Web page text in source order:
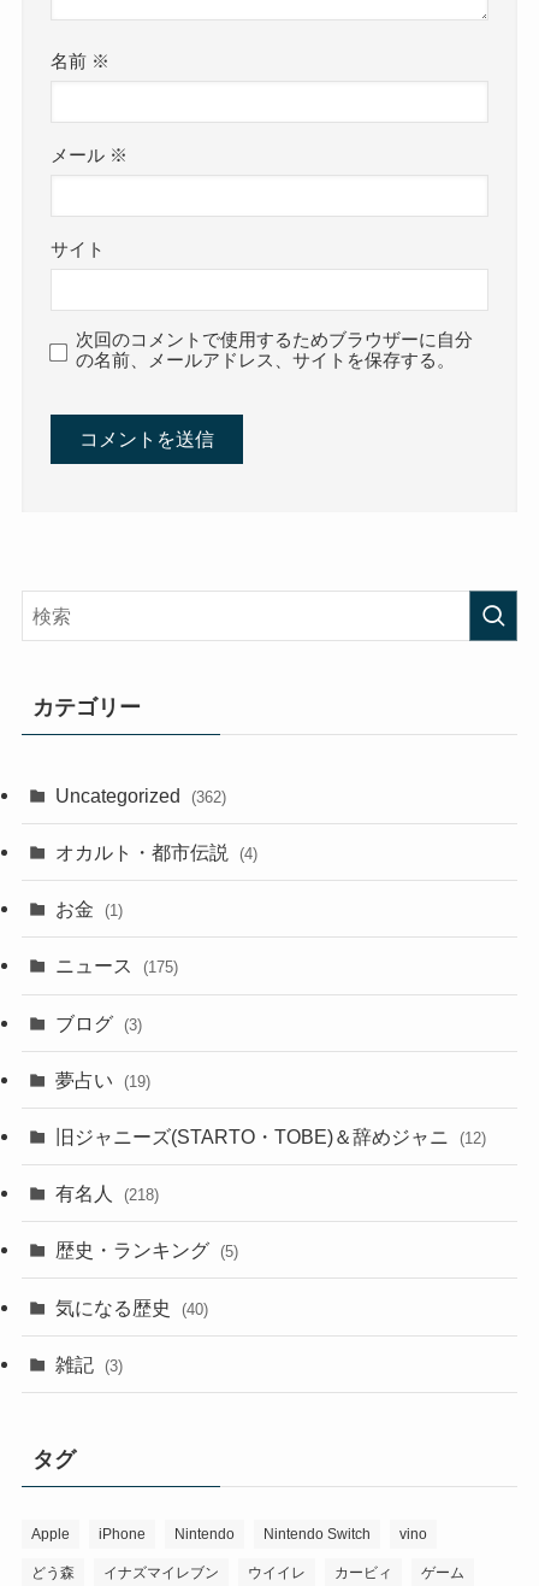
名前 ※
メール ※
サイト
次回のコメントで使用するためブラウザーに自分
の名前、メールアドレス、サイトを保存する。
カテゴリー
Uncategorized (362)
オカルト・都市伝説 (4)
お金 (1)
ニュース (175)
ブログ (3)
夢占い (19)
旧ジャニーズ(STARTO・TOBE)＆辞めジャニ (12)
有名人 (218)
歴史・ランキング (5)
気になる歴史 (40)
雑記 (3)
タグ
Apple iPhone Nintendo Nintendo Switch vino
どう森 イナズマイレブン ウイイレ カービィ ゲーム